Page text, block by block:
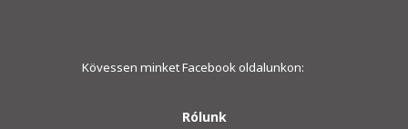
Kövessen minket Facebook oldalunkon:
Rólunk